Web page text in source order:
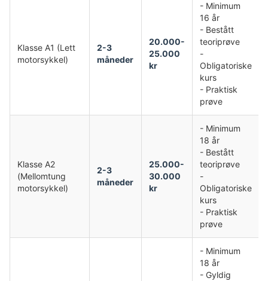
Klasse A1 (Lett
motorsykkel)
2-3
måneder
20.000-
25.000
kr
- Minimum
16 år
- Bestått
teoriprøve
-
Obligatoriske
kurs
- Praktisk
prøve
Klasse A2
(Mellomtung
motorsykkel)
2-3
måneder
25.000-
30.000
kr
- Minimum
18 år
- Bestått
teoriprøve
-
Obligatoriske
kurs
- Praktisk
prøve
- Minimum
18 år
- Gyldig